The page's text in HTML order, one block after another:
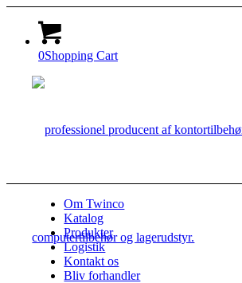
0Shopping Cart
Om Twinco
Katalog
Produkter
Logistik
Kontakt os
Bliv forhandler